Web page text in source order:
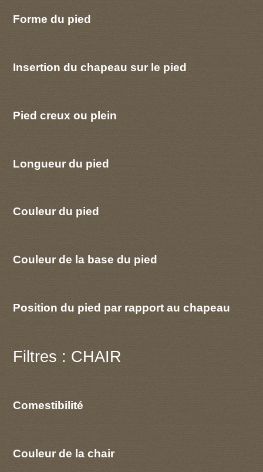
Forme du pied
Insertion du chapeau sur le pied
Pied creux ou plein
Longueur du pied
Couleur du pied
Couleur de la base du pied
Position du pied par rapport au chapeau
Filtres : CHAIR
Comestibilité
Couleur de la chair